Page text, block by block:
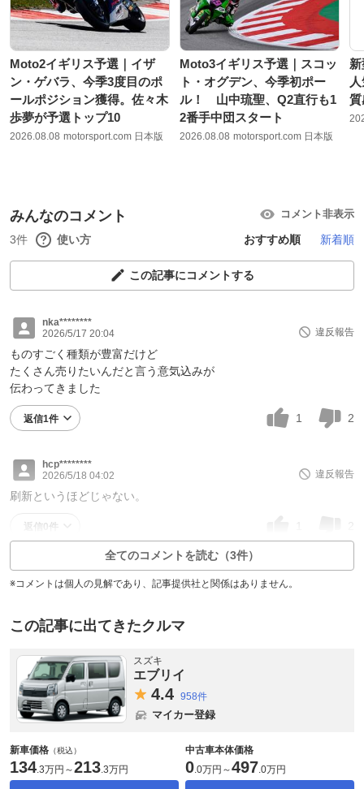
Moto2イギリス予選｜イザ
ン・ゲバラ、今季3度目のポ
ールポジション獲得。佐々木
歩夢が予選トップ10
2026.08.08 motorsport.com 日本版
Moto3イギリス予選｜スコッ
ト・オグデン、今季初ポー
ル！ 山中琉聖、Q2直行も1
2番手中団スタート
2026.08.08 motorsport.com 日本版
質
みんなのコメント コメント非表示
3件 使い方 おすすめ順 新着順
この記事にコメントする
nka********
2026/5/17 20:04
違反報告
ものすごく種類が豊富だけど
たくさん売りたいんだと言う意気込みが
伝わってきました
返信1件 1 2
hcp********
2026/5/18 04:02
違反報告
刷新というほどじゃない。
返信0件
全てのコメントを読む（3件）
※コメントは個人の見解であり、記事提供社と関係はありません。
この記事に出てきたクルマ
スズキ
エブリイ
4.4 958件
マイカー登録
新車価格 （税込）
134.3万円 ～213.3万円
中古車本体価格
0.0万円 ～497.0万円